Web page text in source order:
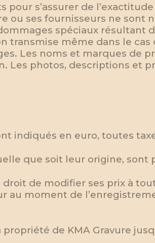
pour s’assurer de
ou ses fournisseurs ne sont
spéciaux résultant
transmise même dans le
Les noms et marques de
Les photos, descriptions et
indiqués en euro, toutes
que soit leur origine, sont
droit de modifier ses prix à
au moment de
de KMA Gravure